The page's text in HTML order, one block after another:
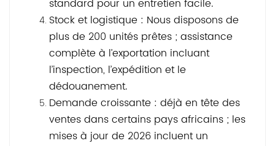
standard pour un entretien facile.
Stock et logistique : Nous disposons de
plus de 200 unités prêtes ; assistance
complète à l’exportation incluant
l’inspection, l’expédition et le
dédouanement.
Demande croissante : déjà en tête des
ventes dans certains pays africains ; les
mises à jour de 2026 incluent un